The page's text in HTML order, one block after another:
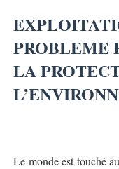
PROBLEME
LA
Le monde est touché